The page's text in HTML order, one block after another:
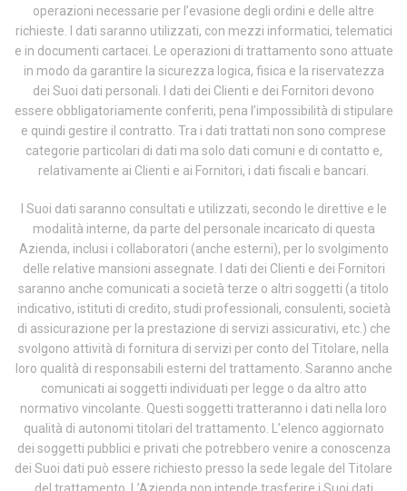
operazioni necessarie per l’evasione degli ordini e delle altre
richieste. I dati saranno utilizzati, con mezzi informatici, telematici
e in documenti cartacei. Le operazioni di trattamento sono attuate
in modo da garantire la sicurezza logica, fisica e la riservatezza
dei Suoi dati personali. I dati dei Clienti e dei Fornitori devono
essere obbligatoriamente conferiti, pena l’impossibilità di stipulare
e quindi gestire il contratto. Tra i dati trattati non sono comprese
categorie particolari di dati ma solo dati comuni e di contatto e,
relativamente ai Clienti e ai Fornitori, i dati fiscali e bancari.
I Suoi dati saranno consultati e utilizzati, secondo le direttive e le
modalità interne, da parte del personale incaricato di questa
Azienda, inclusi i collaboratori (anche esterni), per lo svolgimento
delle relative mansioni assegnate. I dati dei Clienti e dei Fornitori
saranno anche comunicati a società terze o altri soggetti (a titolo
indicativo, istituti di credito, studi professionali, consulenti, società
di assicurazione per la prestazione di servizi assicurativi, etc.) che
svolgono attività di fornitura di servizi per conto del Titolare, nella
loro qualità di responsabili esterni del trattamento. Saranno anche
comunicati ai soggetti individuati per legge o da altro atto
normativo vincolante. Questi soggetti tratteranno i dati nella loro
qualità di autonomi titolari del trattamento. L’elenco aggiornato
dei soggetti pubblici e privati che potrebbero venire a conoscenza
dei Suoi dati può essere richiesto presso la sede legale del Titolare